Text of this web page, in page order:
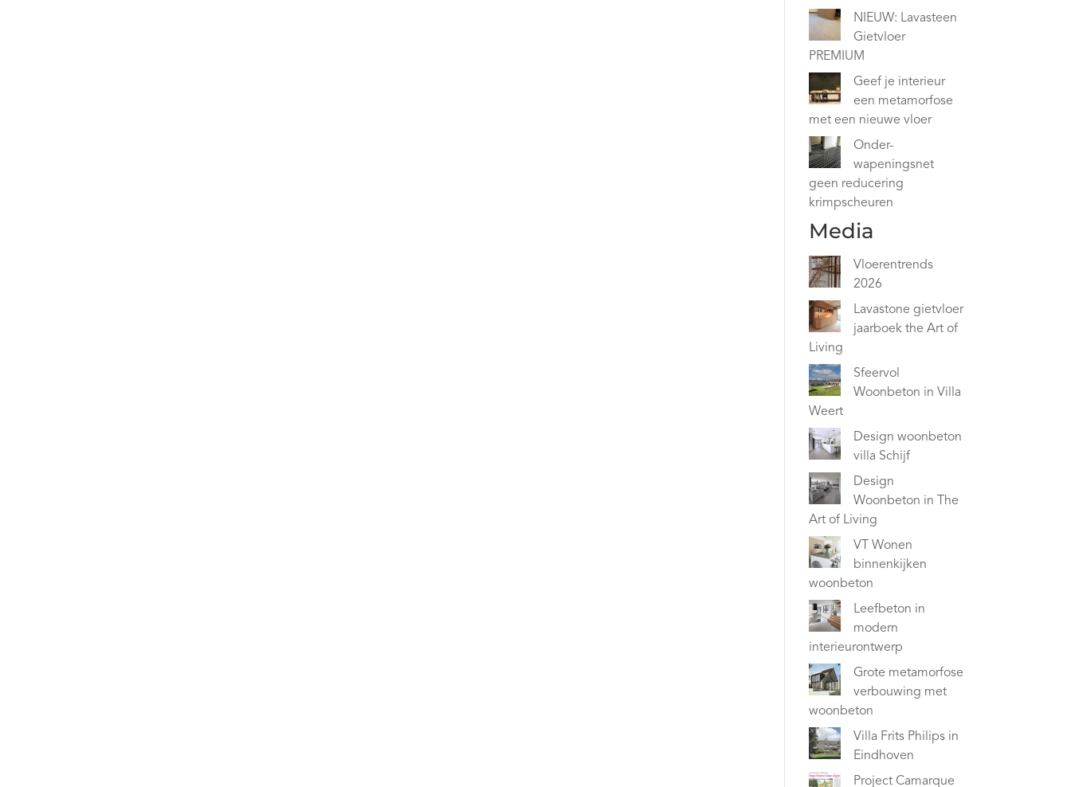
NIEUW: Lavasteen
Gietvloer
PREMIUM
Geef je interieur
een metamorfose
met een nieuwe vloer
Onder-
wapeningsnet
geen reducering
krimpscheuren
Media
Vloerentrends
2026
Lavastone gietvloer
jaarboek the Art of
Living
Sfeervol
Woonbeton in Villa
Weert
Design woonbeton
villa Schijf
Design
Woonbeton in The
Art of Living
VT Wonen
binnenkijken
woonbeton
Leefbeton in
modern
interieurontwerp
Grote metamorfose
verbouwing met
woonbeton
Villa Frits Philips in
Eindhoven
Project Camarque